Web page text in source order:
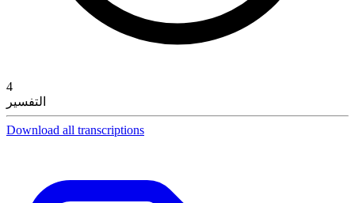
4
التفسير
Download all transcriptions